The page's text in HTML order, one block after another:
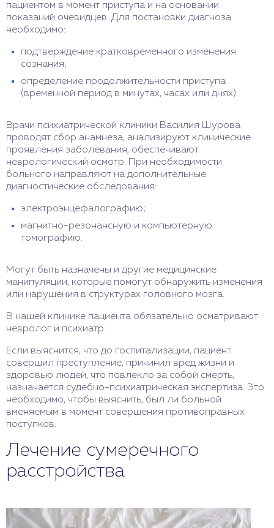
пациентом в момент приступа и на основании
показаний очевидцев. Для постановки диагноза
необходимо:
подтверждение кратковременного изменения
сознания;
определение продолжительности приступа
(временной период в минутах, часах или днях).
Врачи психиатрической клиники Василия Шурова
проводят сбор анамнеза, анализируют клинические
проявления заболевания, обеспечивают
неврологический осмотр. При необходимости
больного направляют на дополнительные
диагностические обследования:
электроэнцефалографию;
магнитно-резонансную и компьютерную
томографию.
Могут быть назначены и другие медицинские
манипуляции, которые помогут обнаружить изменения
или нарушения в структурах головного мозга.
В нашей клинике пациента обязательно осматривают
невролог и психиатр.
Если выяснится, что до госпитализации, пациент
совершил преступление, причинил вред жизни и
здоровью людей, что повлекло за собой смерть,
назначается судебно-психиатрическая экспертиза. Это
необходимо, чтобы выяснить, был ли больной
вменяемым в момент совершения противоправных
поступков.
Лечение сумеречного
расстройства